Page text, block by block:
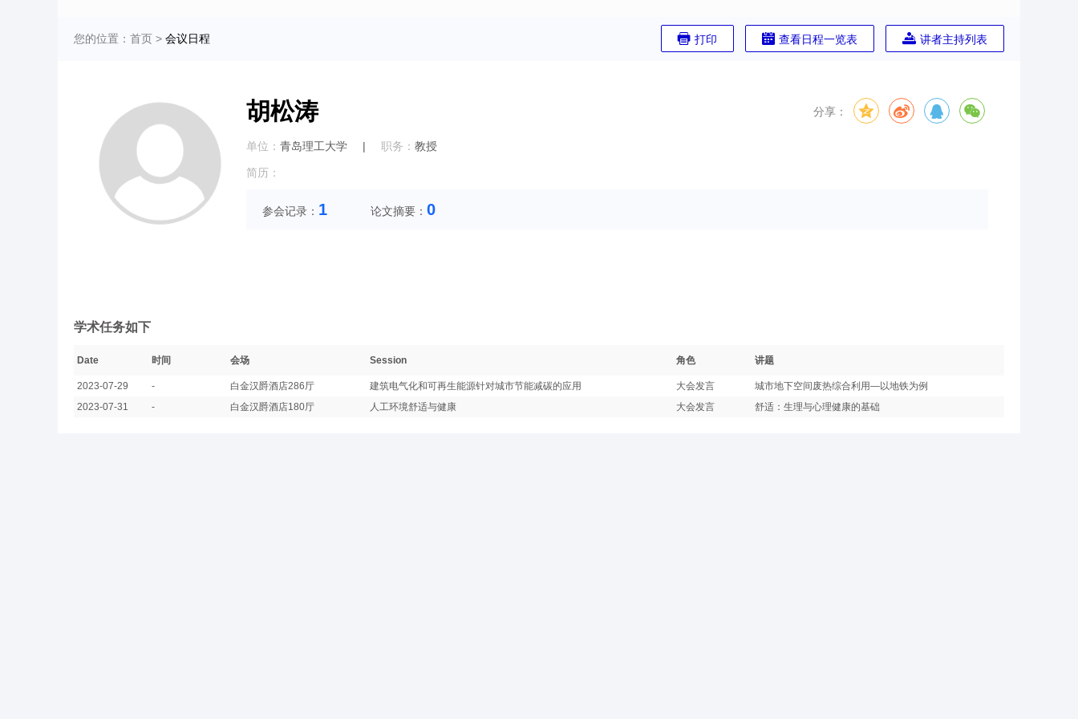
您的位置： 首页 > 会议日程 打印 查看日程一览表 讲者主持列表
胡松涛 分享：
单位： 青岛理工大学 | 职务： 教授
简历：
参会记录： 1 论文摘要： 0
学术任务如下
Date 时间 会场 Session 角色 讲题
2023-07-29 - 白金汉爵酒店286厅 建筑电气化和可再生能源针对城市节能减碳的应用 大会发言
城市地下空间废热综合利用—以地铁为例
2023-07-31
- 白金汉爵酒店180厅 人工环境舒适与健康 大会发言 舒适：生理与心理健康的基础